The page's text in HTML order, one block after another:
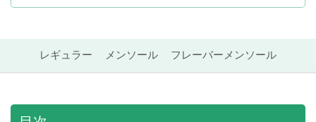
レギュラー メンソール フレーバーメンソール